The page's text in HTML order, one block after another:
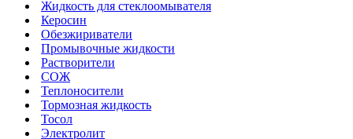
Жидкость для стеклоомывателя
Керосин
Обезжириватели
Промывочные жидкости
Растворители
СОЖ
Теплоносители
Тормозная жидкость
Тосол
Электролит